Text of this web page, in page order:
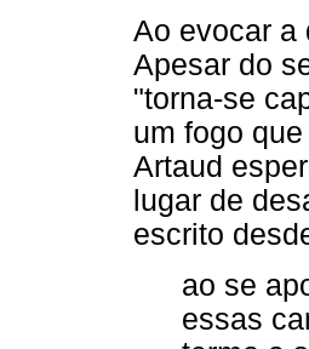
Ao evocar a
Apesar do
"torna-se
um fogo
Artaud
lugar de
escrito
ao se
essas